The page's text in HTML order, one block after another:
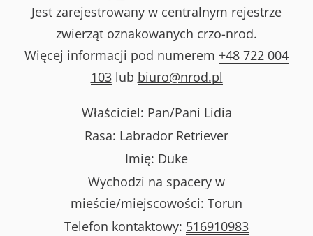
Jest zarejestrowany w centralnym rejestrze
zwierząt oznakowanych crzo-nrod.
Więcej informacji pod numerem +48 722 004
103lub biuro@nrod.pl
Właściciel: Pan/Pani Lidia
Rasa: Labrador Retriever
Imię: Duke
Wychodzi na spacery w
mieście/miejscowości: Torun
Telefon kontaktowy: 516910983